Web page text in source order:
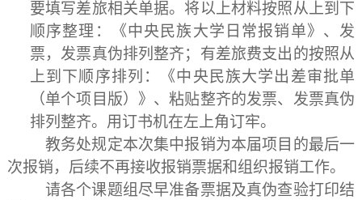
要填写差旅相关单据。将以上材料按照从上到下
顺序整理：《中央民族大学日常报销单》、发
票，发票真伪排列整齐；有差旅费支出的按照从
上到下顺序排列：《中央民族大学出差审批单
（单个项目版）》、粘贴整齐的发票、发票真伪
排列整齐。用订书机在左上角订牢。
教务处规定本次集中报销为本届项目的最后一
次报销，后续不再接收报销票据和组织报销工作。
请各个课题组尽早准备票据及真伪查验打印结